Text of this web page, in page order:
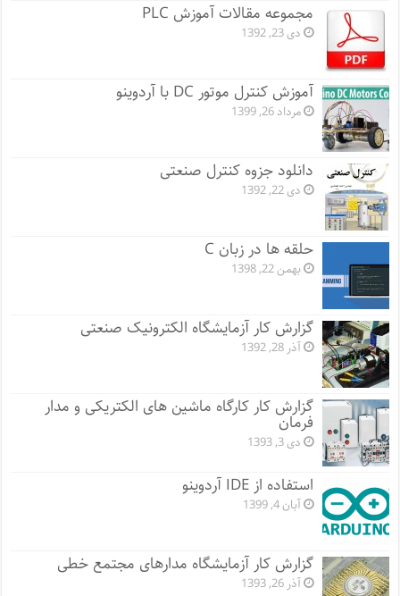
مجموعه مقالات آموزش PLC
دی 23, 1392
آموزش کنترل موتور DC با آردوینو
مرداد 26, 1399
دانلود جزوه کنترل صنعتی
دی 22, 1392
حلقه ها در زبان C
بهمن 22, 1398
گزارش کار آزمایشگاه الکترونیک صنعتی
آذر 28, 1392
گزارش کار کارگاه ماشین های الکتریکی و مدار
فرمان
دی 3, 1393
استفاده از IDE آردوینو
آبان 4, 1399
گزارش کار آزمایشگاه مدارهای مجتمع خطی
آذر 26, 1393